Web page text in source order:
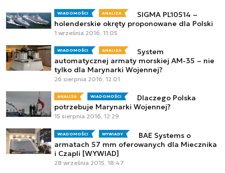
WIADOMOŚCI ANALIZA
SIGMA PL10514 –
holenderskie okręty proponowane dla Polski
1 września 2016, 11:05
WIADOMOŚCI ANALIZA
System
automatycznej armaty morskiej AM-35 – nie
tylko dla Marynarki Wojennej?
26 sierpnia 2016, 12:01
ANALIZA WIADOMOŚCI
Dlaczego Polska
potrzebuje Marynarki Wojennej?
15 sierpnia 2016, 12:29
WIADOMOŚCI WYWIADY
BAE Systems o
armatach 57 mm oferowanych dla Miecznika
i Czapli [WYWIAD]
28 września 2015, 18:47